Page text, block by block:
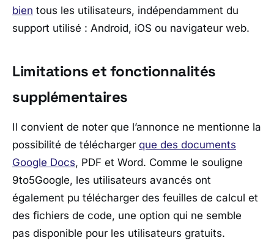
bien tous les utilisateurs, indépendamment du
support utilisé : Android, iOS ou navigateur web.
Limitations et fonctionnalités
supplémentaires
Il convient de noter que l’annonce ne mentionne la
possibilité de télécharger que des documents
Google Docs, PDF et Word. Comme le souligne
9to5Google, les utilisateurs avancés ont
également pu télécharger des feuilles de calcul et
des fichiers de code, une option qui ne semble
pas disponible pour les utilisateurs gratuits.